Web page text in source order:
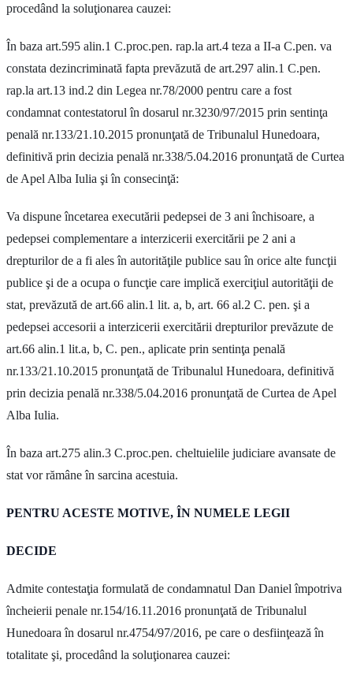
procedând la soluţionarea cauzei:
În baza art.595 alin.1 C.proc.pen. rap.la art.4 teza a II-a C.pen. va
constata dezincriminată fapta prevăzută de art.297 alin.1 C.pen.
rap.la art.13 ind.2 din Legea nr.78/2000 pentru care a fost
condamnat contestatorul în dosarul nr.3230/97/2015 prin sentinţa
penală nr.133/21.10.2015 pronunţată de Tribunalul Hunedoara,
definitivă prin decizia penală nr.338/5.04.2016 pronunţată de Curtea
de Apel Alba Iulia şi în consecinţă:
Va dispune încetarea executării pedepsei de 3 ani închisoare, a
pedepsei complementare a interzicerii exercitării pe 2 ani a
drepturilor de a fi ales în autorităţile publice sau în orice alte funcţii
publice şi de a ocupa o funcţie care implică exerciţiul autorităţii de
stat, prevăzută de art.66 alin.1 lit. a, b, art. 66 al.2 C. pen. şi a
pedepsei accesorii a interzicerii exercitării drepturilor prevăzute de
art.66 alin.1 lit.a, b, C. pen., aplicate prin sentinţa penală
nr.133/21.10.2015 pronunţată de Tribunalul Hunedoara, definitivă
prin decizia penală nr.338/5.04.2016 pronunţată de Curtea de Apel
Alba Iulia.
În baza art.275 alin.3 C.proc.pen. cheltuielile judiciare avansate de
stat vor rămâne în sarcina acestuia.
PENTRU ACESTE MOTIVE, ÎN NUMELE LEGII
DECIDE
Admite contestaţia formulată de condamnatul Dan Daniel împotriva
încheierii penale nr.154/16.11.2016 pronunţată de Tribunalul
Hunedoara în dosarul nr.4754/97/2016, pe care o desfiinţează în
totalitate şi, procedând la soluţionarea cauzei: